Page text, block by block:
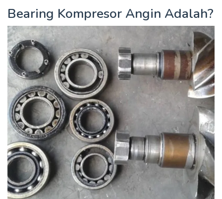
Bearing Kompresor Angin Adalah?